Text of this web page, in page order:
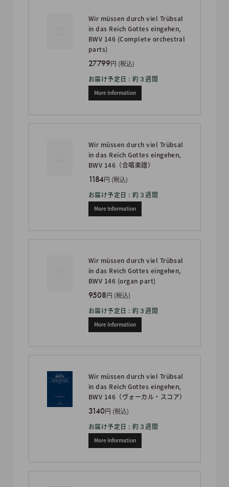
Wir müssen durch viel Trübsal
in das Reich Gottes eingehen,
BWV 146 (Complete orchestral
parts)
27799円 (税込)
お届け予定日 : 約３週間
More Information
Wir müssen durch viel Trübsal
in das Reich Gottes eingehen,
BWV 146（合唱楽譜）
1184円 (税込)
お届け予定日 : 約３週間
More Information
Wir müssen durch viel Trübsal
in das Reich Gottes eingehen,
BWV 146 (organ part)
9508円 (税込)
お届け予定日 : 約３週間
More Information
Wir müssen durch viel Trübsal
in das Reich Gottes eingehen,
BWV 146（ヴォーカル・スコア）
3140円 (税込)
お届け予定日 : 約３週間
More Information